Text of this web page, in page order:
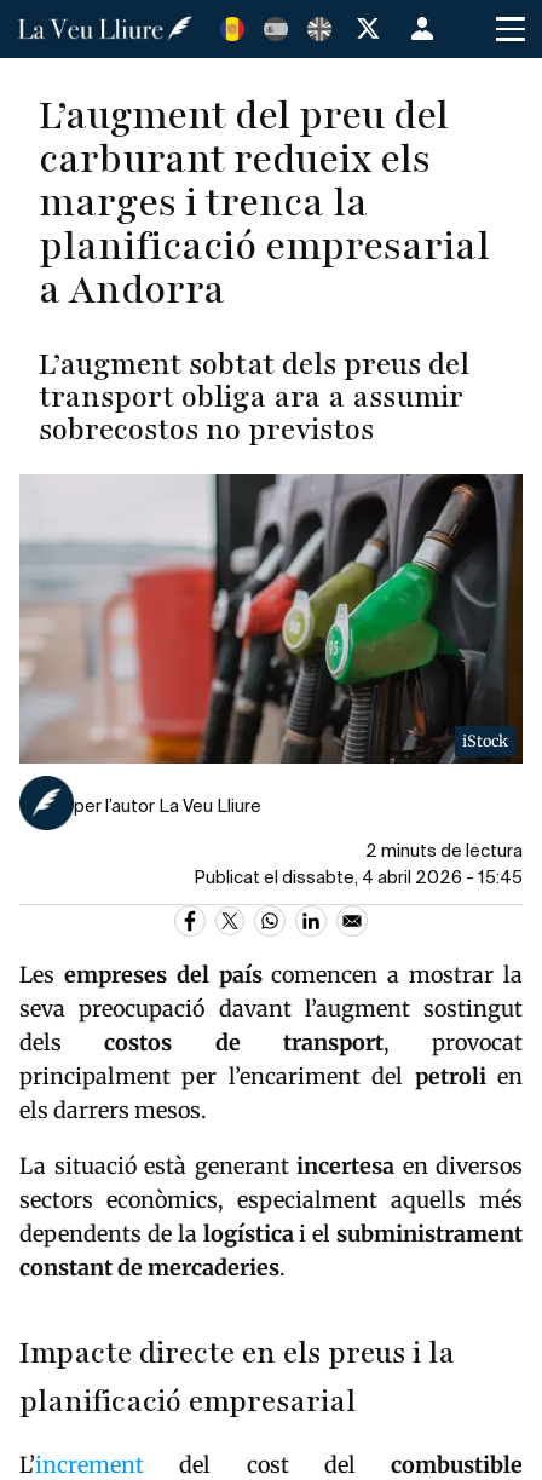
Vés
Menú
de
cuenta
de
usuario
L’augment del preu del
carburant redueix els
marges i trenca la
planificació empresarial
a Andorra
L’augment sobtat dels preus del
transport obliga ara a assumir
sobrecostos no previstos
iStock
per l’autor La Veu Lliure
2 minuts de lectura
Publicat el dissabte, 4 abril 2026 - 15:45
Les empreses del paíscomencen a mostrar la
seva preocupació davant l’augment sostingut
delscostos de transport, provocat
principalment per l’encariment del petrolien
els darrers mesos.
La situació està generant incertesa en diversos
sectors econòmics, especialment aquells més
dependents de la logísticai el subministrament
constant de mercaderies.
Impacte directe en els preus i la
planificació empresarial
L’increment del cost del combustible